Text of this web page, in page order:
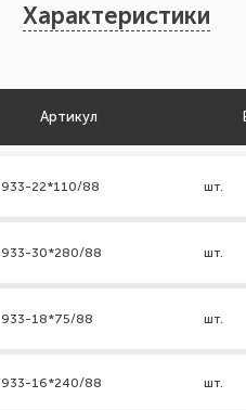
Характеристики
Артикул
933-22*110/88 шт.
933-30*280/88 шт.
933-18*75/88 шт.
933-16*240/88 шт.